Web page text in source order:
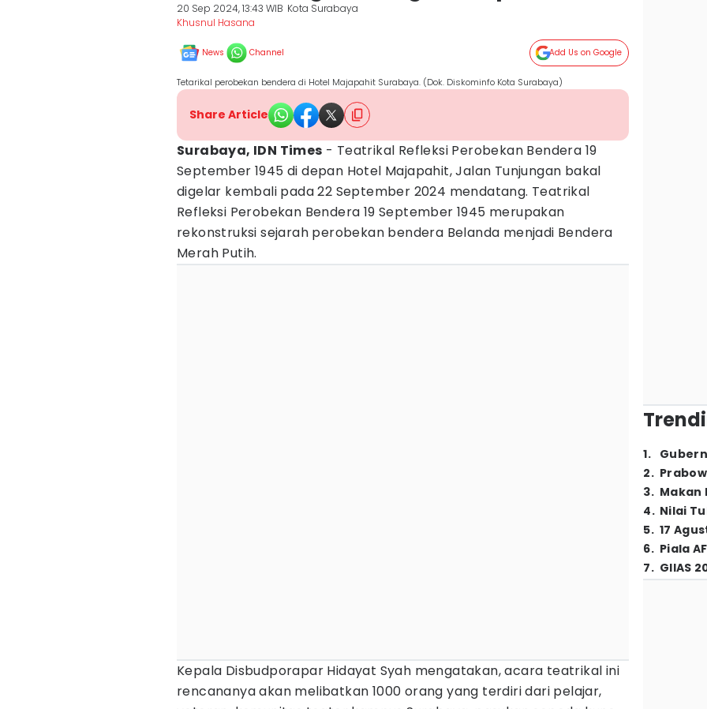
20 Sep 2024, 13:43 WIB Kota Surabaya
Khusnul Hasana
News Channel Add Us on Google
Tetarikal perobekan bendera di Hotel Majapahit Surabaya. (Dok. Diskominfo Kota Surabaya)
Share Article
Surabaya, IDN Times - Teatrikal Refleksi Perobekan Bendera 19
September 1945 di depan Hotel Majapahit, Jalan Tunjungan bakal
digelar kembali pada 22 September 2024 mendatang. Teatrikal
Refleksi Perobekan Bendera 19 September 1945 merupakan
rekonstruksi sejarah perobekan bendera Belanda menjadi Bendera
Merah Putih.
Kepala Disbudporapar Hidayat Syah mengatakan, acara teatrikal ini
rencananya akan melibatkan 1000 orang yang terdiri dari pelajar,
1.
2.
3. Makan
4. Nilai
5. 17
6. Piala
7. GIIAS